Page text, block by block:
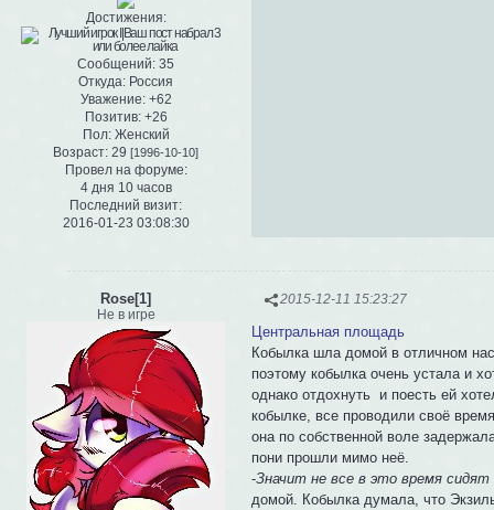
Достижения:
Сообщений: 35
Откуда: Россия
Уважение: +62
Позитив: +26
Пол:Женский
Возраст: 29 [1996-10-10]
Провел на форуме:
4 дня 10 часов
Последний визит:
2016-01-23 03:08:30
2015-12-11 15:23:27
Rose[1]
Не в игре
Центральная площадь
Кобылка шла домой в отличном
поэтому кобылка очень устала и
однако отдохнуть и поесть ей
кобылке, все проводили своё
она по собственной воле
пони прошли мимо неё.
-Значит не все в это время сидят
домой. Кобылка думала, что